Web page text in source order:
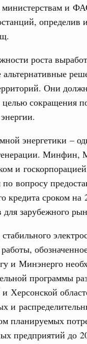
и
роста
Они
сокращения
энергетики –
Минфин,
и
вопросу
кредита сроком
для зарубежного
и Минэнерго
программы
Херсонской
и
планируемых
предприятий до
и обновили
территорий
сельских
среда
заказчик»
более
и ликвидация их
заседание
образование
колледжей и
союз.